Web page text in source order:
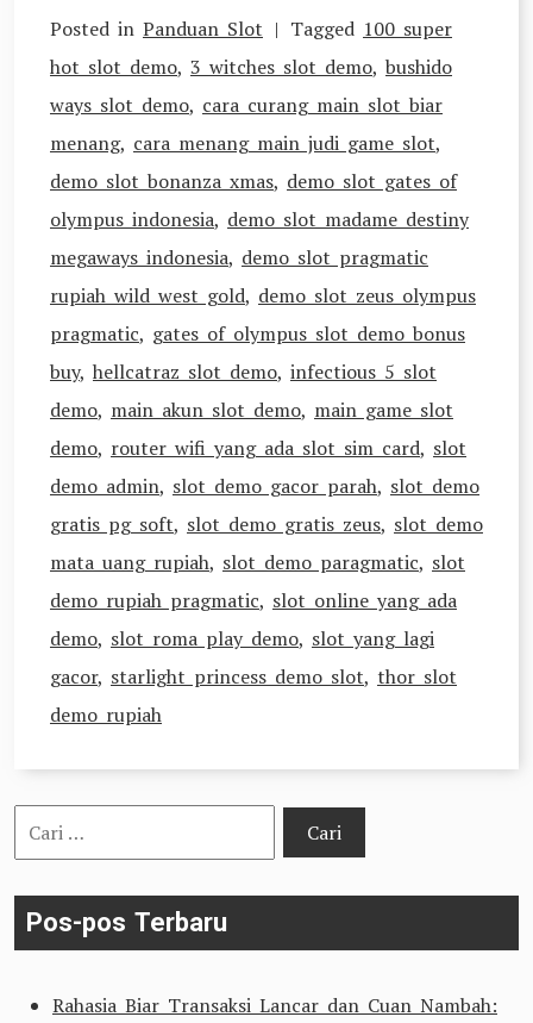
Posted in Panduan Slot Tagged 100 super
hot slot demo, 3 witches slot demo, bushido
ways slot demo, cara curang main slot biar
menang, cara menang main judi game slot,
demo slot bonanza xmas, demo slot gates of
olympus indonesia, demo slot madame destiny
megaways indonesia, demo slot pragmatic
rupiah wild west gold, demo slot zeus olympus
pragmatic, gates of olympus slot demo bonus
buy, hellcatraz slot demo, infectious 5 slot
demo, main akun slot demo, main game slot
demo, router wifi yang ada slot sim card, slot
demo admin, slot demo gacor parah, slot demo
gratis pg soft, slot demo gratis zeus, slot demo
mata uang rupiah, slot demo paragmatic, slot
demo rupiah pragmatic, slot online yang ada
demo, slot roma play demo, slot yang lagi
gacor, starlight princess demo slot, thor slot
demo rupiah
Cari
untuk:
Pos-pos Terbaru
Rahasia Biar Transaksi Lancar dan Cuan Nambah: